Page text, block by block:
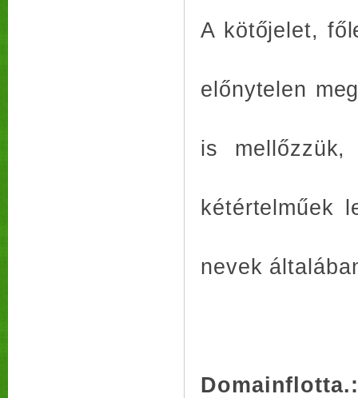
A kötőjelet,
előnytelen
is mellőzzük,
kétértelműek
nevek
Domainflotta.: